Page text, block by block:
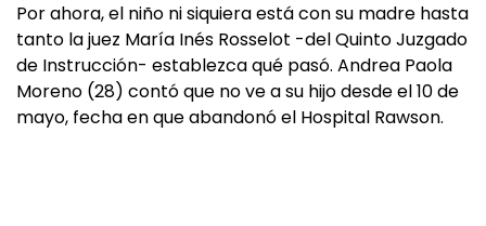
Por ahora, el niño ni siquiera está con su madre hasta
tanto la juez María Inés Rosselot -del Quinto Juzgado
de Instrucción- establezca qué pasó. Andrea Paola
Moreno (28) contó que no ve a su hijo desde el 10 de
mayo, fecha en que abandonó el Hospital Rawson.